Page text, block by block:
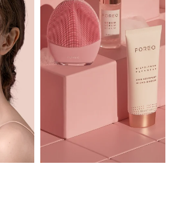
預計送達日期 8/9/26
預計送達日期 8/9/26
8/9/26
8/12/26
預計送達日期 8/12/26
預計送達日期8/10/26